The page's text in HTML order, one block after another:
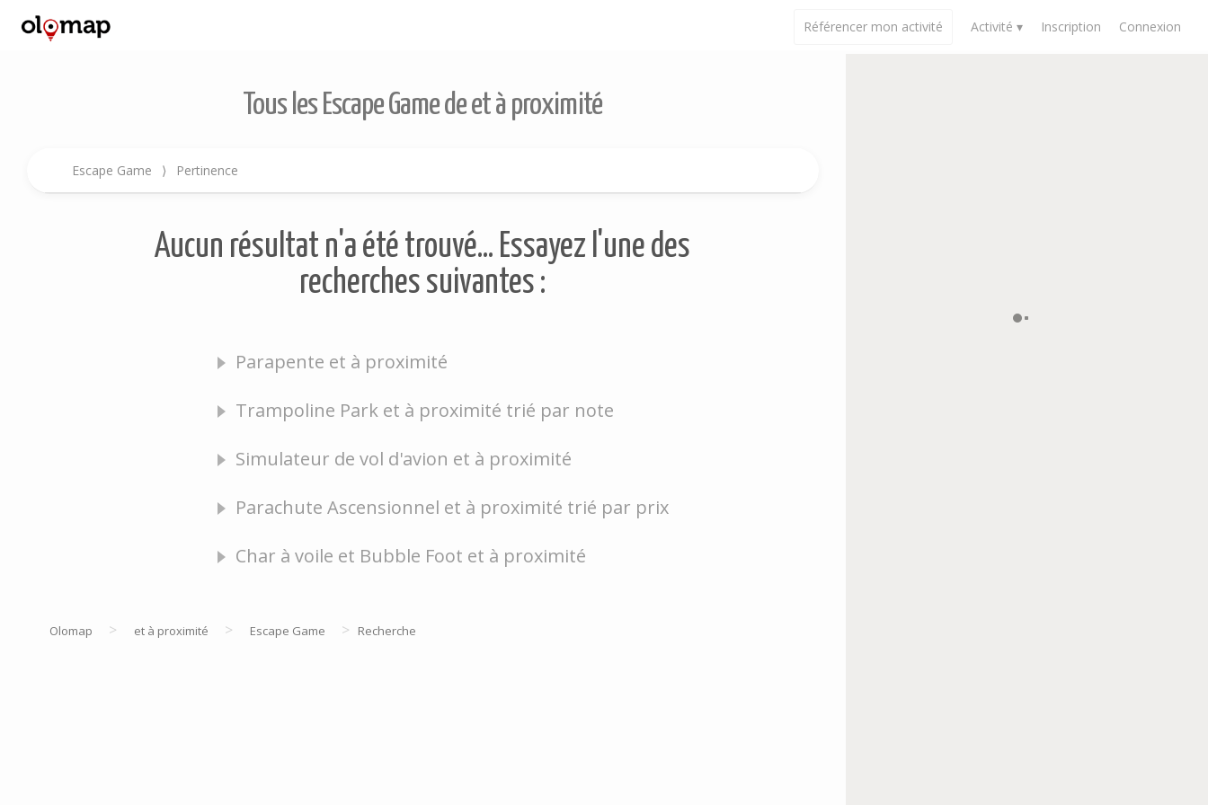
Référencer mon activité Activité ▾ Inscription Connexion
Tous les Escape Game de et à proximité
Escape Game ⟩ Pertinence
Aucun résultat n'a été trouvé... Essayez l'une des
recherches suivantes :
Parapente et à proximité
Trampoline Park et à proximité trié par note
Simulateur de vol d'avion et à proximité
Parachute Ascensionnel et à proximité trié par prix
Char à voile et Bubble Foot et à proximité
Olomap > et à proximité > Escape Game > Recherche